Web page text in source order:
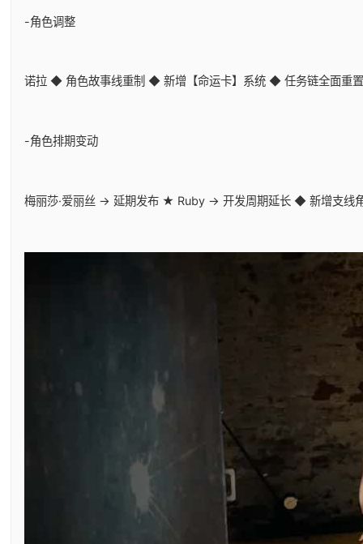
-角色调整
诺拉 ◆ 角色故事线重制 ◆ 新增【命运卡】系统 ◆ 任务链全面重
-角色排期变动
梅丽莎·爱丽丝 → 延期发布 ★ Ruby → 开发周期延长 ◆ 新增支线